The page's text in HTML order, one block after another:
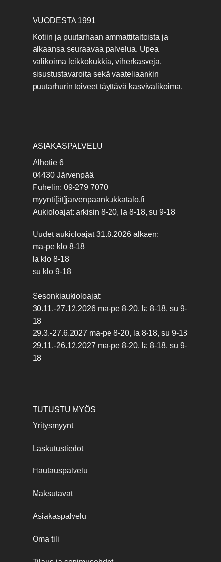
VUODESTA 1991
Kotiin ja puutarhaan ammattitaitoista ja
aikaansa seuraavaa palvelua. Upea
valikoima leikkokukkia, viherkasveja,
sisustustavaroita sekä vaateliaankin
puutarhurin toiveet täyttävä kasvivalikoima.
ASIAKASPALVELU
Alhotie 6
04430 Järvenpää
Puhelin: 09-279 7070
myynti[ät]jarvenpaankukkatalo.fi
Aukioloajat: arkisin 8-20, la 8-18, su 9-18
Uudet aukioloajat 31.8.2026 alkaen:
ma-pe klo 8-18
la klo 8-18
su klo 9-18
Sesonkiaukioloajat:
30.11.-27.12.2026 ma-pe 8-20, la 8-18, su 9-
18
29.3.-27.6.2027 ma-pe 8-20, la 8-18, su 9-18
29.11.-26.12.2027 ma-pe 8-20, la 8-18, su 9-
18
TUTUSTU MYÖS
Yritysmyynti
Laskutustiedot
Hautauspalvelu
Maksutavat
Asiakaspalvelu
Oma tili